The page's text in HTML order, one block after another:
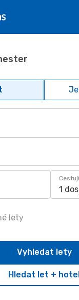
1
lety
Hledat let +
Vyhledat lety